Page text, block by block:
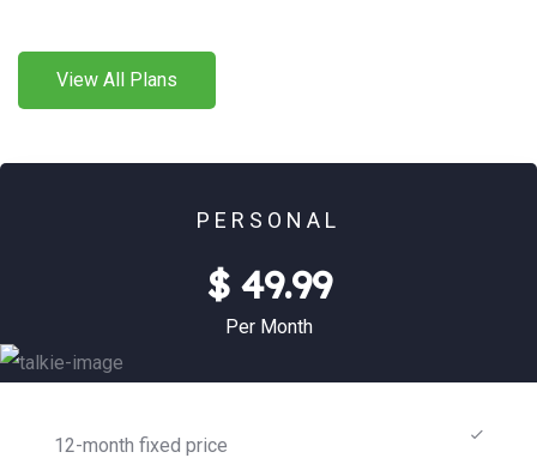
View All Plans
PERSONAL
$ 49.99
Per Month
12-month fixed price